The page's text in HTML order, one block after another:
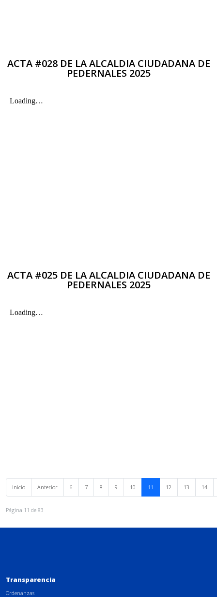
ACTA #028 DE LA ALCALDIA CIUDADANA DE
PEDERNALES 2025
ACTA #025 DE LA ALCALDIA CIUDADANA DE
PEDERNALES 2025
Inicio Anterior 6 7 8 9 10 11 12 13 14
Página 11 de 83
Transparencia
Ordenanzas